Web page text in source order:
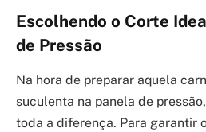
Escolhendo o Corte
de Pressão
Na hora de preparar aquela
suculenta na panela de
toda a diferença. Para garantir